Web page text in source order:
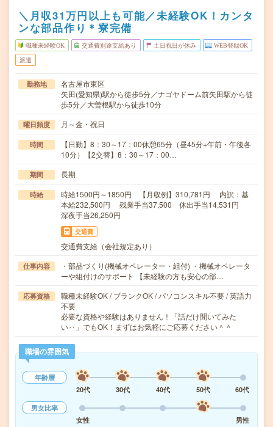
＼月収31万円以上も可能／未経験OK！カンタ
ンな部品作り＊寮完備
職種未経験OK 交通費別途支給あり 土日祝日が休み WEB登録OK
派遣
勤務地
名古屋市東区
矢田(愛知県)駅から徒歩5分／ナゴヤドーム前矢田駅から徒
歩5分／大曽根駅から徒歩10分
曜日頻度 月～金・祝日
時間
【日勤】8：30～17：00休憩65分（昼45分+午前・午後各
10分）【2交替】8：30～17：00…
期間 長期
時給
時給1500円～1850円 【月収例】310,781円 内訳：基
本給232,500円 残業手当37,500 休出手当14,531円
深夜手当26,250円
交通費
交通費支給（会社規定あり）
仕事内容
・部品づくり(機械オペレーター・組付) ・機械オペレータ
ーや組付けのサポート 【未経験の方も安心の部…
応募資格
職種未経験OK / ブランクOK / パソコンスキル不要 / 英語力
不要
必要な資格や経験はありません！「話だけ聞いてみた
い‥」でもOK！まずはお気軽にご応募ください＾＾
職場の雰囲気
年齢層
20代
30代 40代 50代
60代
男女比率
女性
男性